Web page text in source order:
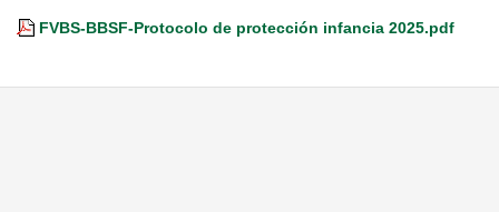
FVBS-BBSF-Protocolo de protección infancia 2025.pdf